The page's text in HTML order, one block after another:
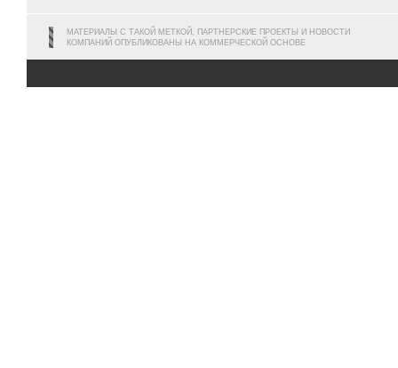
МАТЕРИАЛЫ С ТАКОЙ МЕТКОЙ, ПАРТНЕРСКИЕ ПРОЕКТЫ И НОВОСТИ
КОМПАНИЙ ОПУБЛИКОВАНЫ НА КОММЕРЧЕСКОЙ ОСНОВЕ